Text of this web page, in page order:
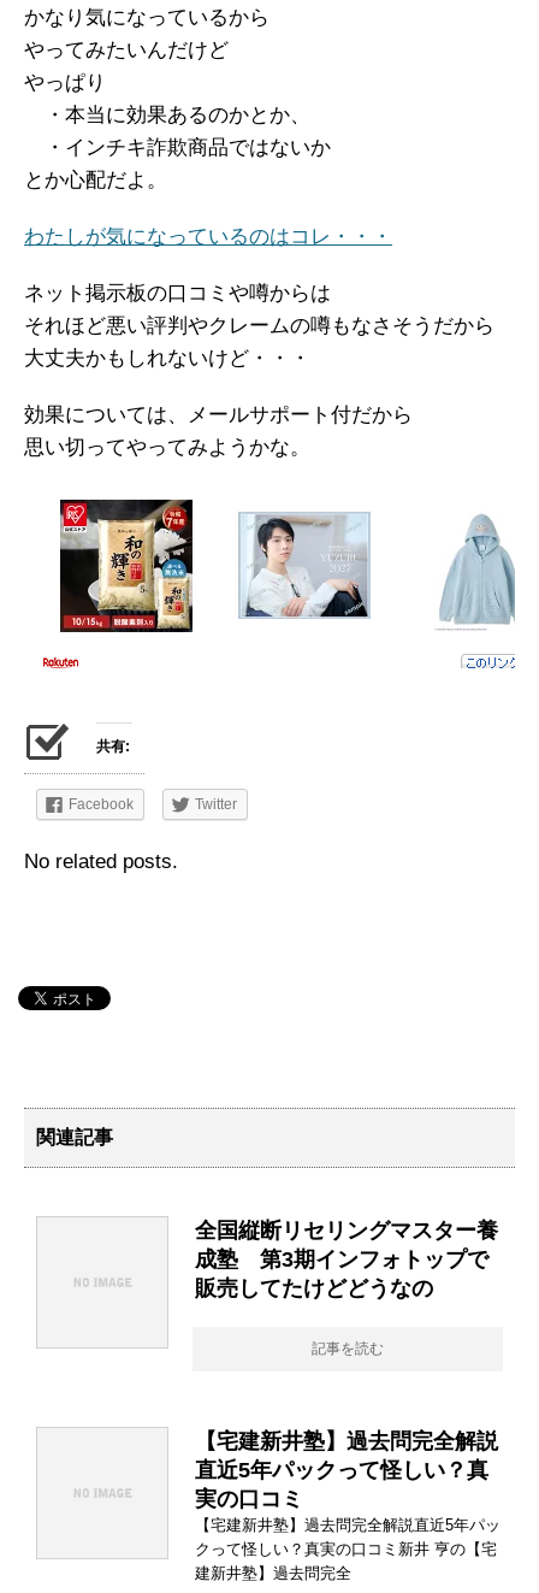
かなり気になっているから
やってみたいんだけど
やっぱり
・本当に効果あるのかとか、
・インチキ詐欺商品ではないか
とか心配だよ。
わたしが気になっているのはコレ・・・
ネット掲示板の口コミや噂からは
それほど悪い評判やクレームの噂もなさそうだから
大丈夫かもしれないけど・・・
効果については、メールサポート付だから
思い切ってやってみようかな。
共有:
Facebook Twitter
No related posts.
関連記事
全国縦断リセリングマスター養
成塾 第3期インフォトップで
販売してたけどどうなの
記事を読む
【宅建新井塾】過去問完全解説
直近5年パックって怪しい？真
実の口コミ
【宅建新井塾】過去問完全解説直近5年パッ
クって怪しい？真実の口コミ新井 亨の【宅
建新井塾】過去問完全